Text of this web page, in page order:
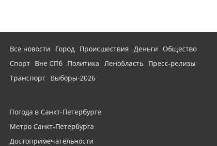
Все новости Город Происшествия Деньги
Общество
Спорт Вне СПб Политика Ленобласть Пресс-релизы
Транспорт Выборы-2026
Погода в Санкт-Петербурге
Метро Санкт-Петербурга
Достопримечательности